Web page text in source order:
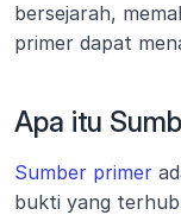
bersejarah,
primer dapat
Apa itu
Sumber primer
bukti yang